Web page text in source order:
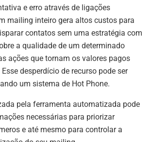
e erro através de ligações
mailing inteiro gera altos custos para
contatos sem uma estratégia com
a qualidade de um determinado
ações que tornam os valores pagos
desperdício de recurso pode ser
um sistema de Hot Phone.
pela ferramenta automatizada pode
necessárias para priorizar
e até mesmo para controlar a